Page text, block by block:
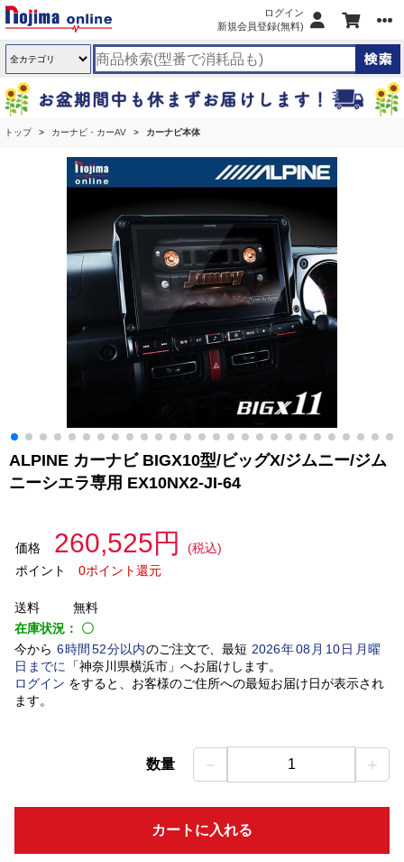
ログイン
新規会員登録(無料)
トップ カーナビ・カーAV カーナビ本体
ALPINE カーナビ BIGX10型/ビッグX/ジムニー/ジム
ニーシエラ専用 EX10NX2-JI-64
価格 260,525円
(税込)
ポイント
0ポイント還元
送料
無料
在庫状況： 〇
今から 6時間 52分以内のご注文で、最短 2026年08 月 10日月曜
日 までに 「神奈川県横浜市」 へお届けします。
ログイン をすると、お客様のご住所への最短お届け日が表示され
ます。
数量 － 1 ＋
カートに入れる